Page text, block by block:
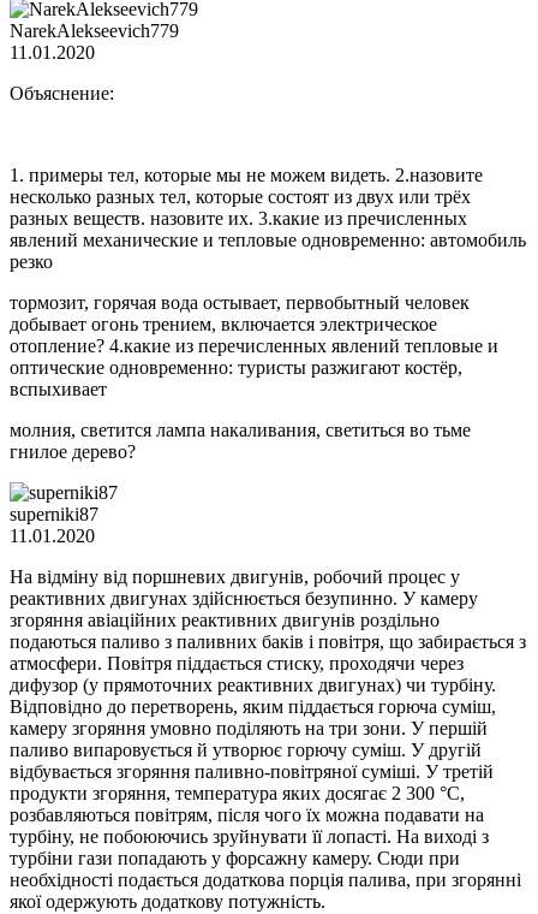
NarekAlekseevich779
11.01.2020
Объяснение:
1. примеры тел, которые мы не можем видеть. 2.назовите
несколько разных тел, которые состоят из двух или трёх
разных веществ. назовите их. 3.какие из пречисленных
явлений механические и тепловые одновременно: автомобиль
резко
тормозит, горячая вода остывает, первобытный человек
добывает огонь трением, включается электрическое
отопление? 4.какие из перечисленных явлений тепловые и
оптические одновременно: туристы разжигают костёр,
вспыхивает
молния, светится лампа накаливания, светиться во тьме
гнилое дерево?
superniki87
11.01.2020
На відміну від поршневих двигунів, робочий процес у
реактивних двигунах здійснюється безупинно. У камеру
згоряння авіаційних реактивних двигунів роздільно
подаються паливо з паливних баків і повітря, що забирається з
атмосфери. Повітря піддається стиску, проходячи через
дифузор (у прямоточних реактивних двигунах) чи турбіну.
Відповідно до перетворень, яким піддається горюча суміш,
камеру згоряння умовно поділяють на три зони. У першій
паливо випаровується й утворює горючу суміш. У другій
відбувається згоряння паливно-повітряної суміші. У третій
продукти згоряння, температура яких досягає 2 300 °C,
розбавляються повітрям, після чого їх можна подавати на
турбіну, не побоюючись зруйнувати її лопасті. На виході з
турбіни гази попадають у форсажну камеру. Сюди при
необхідності подається додаткова порція палива, при згорянні
якої одержують додаткову потужність.